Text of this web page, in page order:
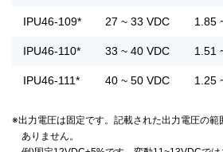
IPU46-109* 27 ~ 33 VDC 1.85
IPU46-110* 33 ~ 40 VDC 1.51
IPU46-111* 40 ~ 50 VDC 1.25
※出力電圧は固定です。記載された出力電圧の範
ありません。